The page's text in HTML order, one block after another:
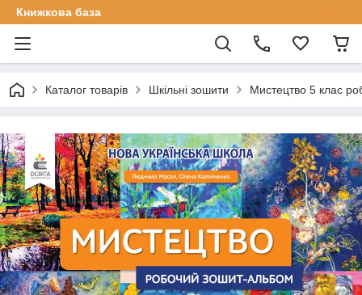
Книжкова база
Каталог товарів Шкільні зошити Мистецтво 5 клас